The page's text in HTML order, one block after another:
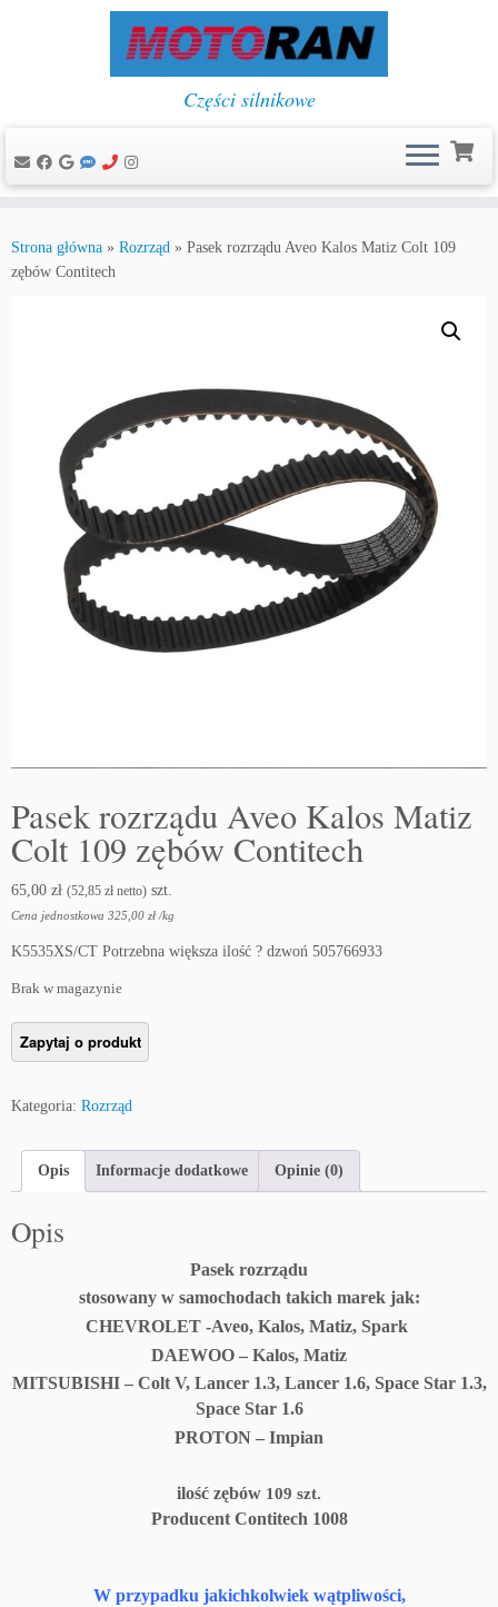
do
treści
Części silnikowe
Strona główna » Rozrząd » Pasek rozrządu Aveo Kalos Matiz Colt 109
zębów Contitech
Pasek rozrządu Aveo Kalos Matiz
Colt 109 zębów Contitech
65,00 zł (52,85 zł netto) szt.
Cena jednostkowa 325,00 zł /kg
K5535XS/CT Potrzebna większa ilość ? dzwoń 505766933
Brak w magazynie
Kategoria: Rozrząd
Opis Informacje dodatkowe Opinie (0)
Opis
Pasek rozrządu
stosowany w samochodach takich marek jak:
CHEVROLET -Aveo, Kalos, Matiz, Spark
DAEWOO – Kalos, Matiz
MITSUBISHI – Colt V, Lancer 1.3, Lancer 1.6, Space Star 1.3,
Space Star 1.6
PROTON – Impian
ilość zębów 109 szt.
Producent Contitech 1008
W przypadku jakichkolwiek wątpliwości,